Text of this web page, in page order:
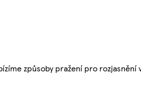
způsoby pražení pro